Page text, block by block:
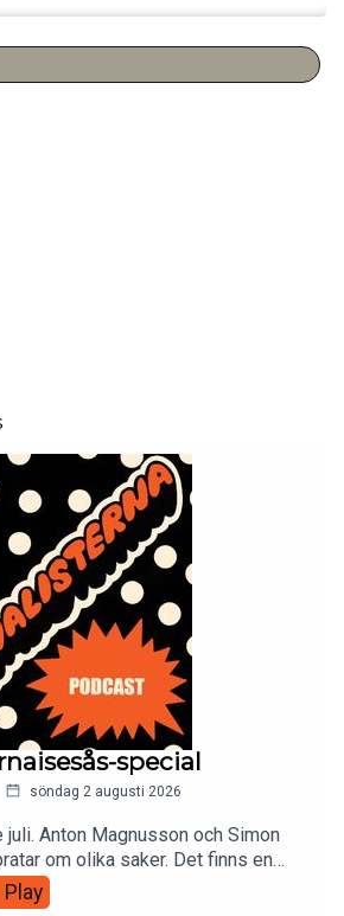
Magnusson och Simon Gärdenfors
finns bland andra Anton "Mr Cool"
Wiberg (från Varan-TV).
någonsin" är väldigt rolig ... Det finns
att se duktiga komiker med helt fria
special
söndag 2 augusti 2026
juli. Anton Magnusson och Simon
om olika saker. Det finns en
för dig som donerar pengar
på Patreon:
Play